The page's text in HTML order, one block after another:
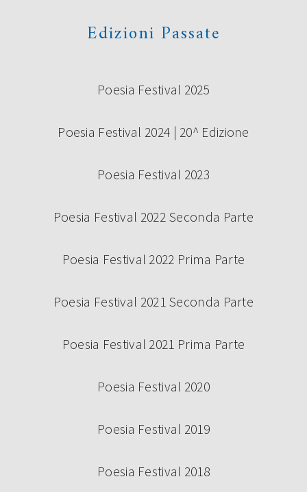
Edizioni Passate
Poesia Festival 2025
Poesia Festival 2024 | 20^ Edizione
Poesia Festival 2023
Poesia Festival 2022 Seconda Parte
Poesia Festival 2022 Prima Parte
Poesia Festival 2021 Seconda Parte
Poesia Festival 2021 Prima Parte
Poesia Festival 2020
Poesia Festival 2019
Poesia Festival 2018